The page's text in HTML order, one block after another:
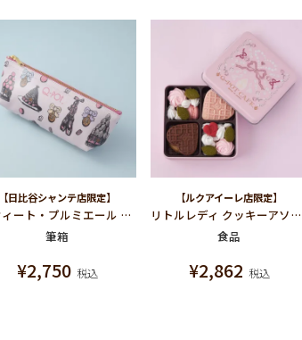
【日比谷シャンテ店限定】
スウィート・プルミエール ペンポーチ（S）
筆箱
¥2,750 税込
【ルクアイーレ店限定】
リトルレディ クッキーアソートメント
食品
¥2,862 税込